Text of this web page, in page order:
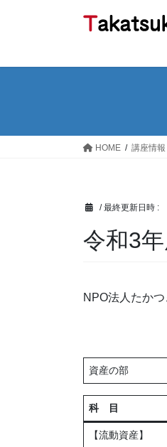
HOME 講座情報
/ 最終更新日時 :
令和3
NPO法人たか
資産の部
科 目
【流動資産】